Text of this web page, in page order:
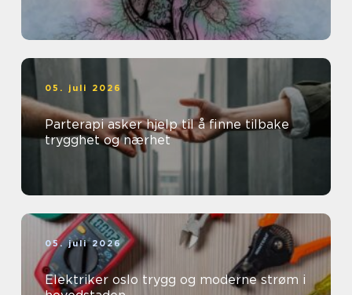
05. juli 2026
Parterapi asker hjelp til å finne tilbake
trygghet og nærhet
05. juli 2026
Elektriker oslo trygg og moderne strøm i